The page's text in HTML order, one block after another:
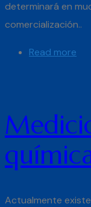
determinará en
comercialización..
Read more
Actualmente